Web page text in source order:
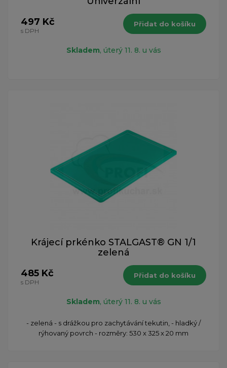
497 Kč
s DPH
Přidat do košíku
Skladem, úterý 11. 8. u vás
Krájecí prkénko STALGAST® GN 1/1
zelená
485 Kč
s DPH
Přidat do košíku
Skladem, úterý 11. 8. u vás
- zelená - s drážkou pro zachytávání tekutin, - hladký /
rýhovaný povrch - rozměry: 530 x 325 x 20 mm